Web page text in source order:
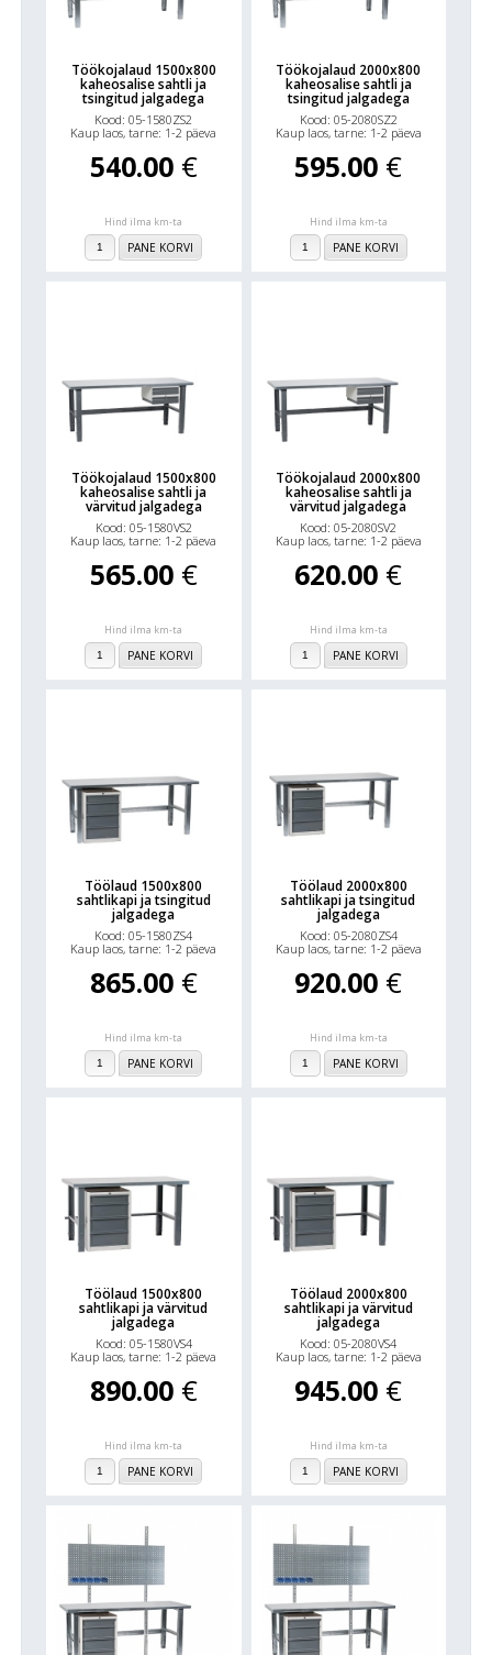
Töökojalaud 1500x800
kaheosalise sahtli ja
tsingitud jalgadega
Kood: 05-1580ZS2
Kaup laos, tarne: 1-2 päeva
540.00 €
Hind ilma km-ta
PANE KORVI
Töökojalaud 2000x800
kaheosalise sahtli ja
tsingitud jalgadega
Kood: 05-2080SZ2
Kaup laos, tarne: 1-2 päeva
595.00 €
Hind ilma km-ta
PANE KORVI
Töökojalaud 1500x800
kaheosalise sahtli ja
värvitud jalgadega
Kood: 05-1580VS2
Kaup laos, tarne: 1-2 päeva
565.00 €
Hind ilma km-ta
PANE KORVI
Töökojalaud 2000x800
kaheosalise sahtli ja
värvitud jalgadega
Kood: 05-2080SV2
Kaup laos, tarne: 1-2 päeva
620.00 €
Hind ilma km-ta
PANE KORVI
Töölaud 1500x800
sahtlikapi ja tsingitud
jalgadega
Kood: 05-1580ZS4
Kaup laos, tarne: 1-2 päeva
865.00 €
Hind ilma km-ta
PANE KORVI
Töölaud 2000x800
sahtlikapi ja tsingitud
jalgadega
Kood: 05-2080ZS4
Kaup laos, tarne: 1-2 päeva
920.00 €
Hind ilma km-ta
PANE KORVI
Töölaud 1500x800
sahtlikapi ja värvitud
jalgadega
Kood: 05-1580VS4
Kaup laos, tarne: 1-2 päeva
890.00 €
Hind ilma km-ta
PANE KORVI
Töölaud 2000x800
sahtlikapi ja värvitud
jalgadega
Kood: 05-2080VS4
Kaup laos, tarne: 1-2 päeva
945.00 €
Hind ilma km-ta
PANE KORVI